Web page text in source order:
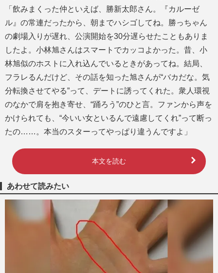
「飲みまくった仲といえば、勝新太郎さん。『カルーゼ
ル』の常連だったから、朝までハシゴしてね。勝っちゃん
の劇場入りが遅れ、公演開始を30分遅らせたこともありま
したよ。小林旭さんはスマートでカッコよかった。昔、小
林旭似のホストに入れ込んでいるときがあってね。結局、
フラレるんだけど、その話を知った旭さんが“バカだな。気
分転換させてやる”って、デートに誘ってくれた。衆人環視
のなかで肩を抱き寄せ、“踊ろう”のひと言。ファンから声を
かけられても、“今いい女といるんで遠慮してくれ”って断っ
たの……。本当のスターってやっぱり違うんですよ」
本文を読む
あわせて読みたい